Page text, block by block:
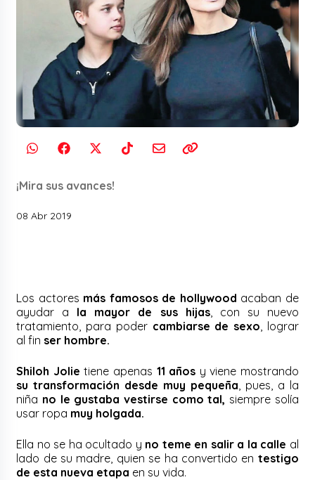
¡Mira sus avances!
08 Abr 2019
Los actores más famosos de hollywood acaban de
ayudar a la mayor de sus hijas, con su nuevo
tratamiento, para poder cambiarse de sexo , lograr
al fin ser hombre.
Shiloh Jolie tiene apenas 11 años y viene mostrando
su transformación desde muy pequeña , pues, a la
niña no le gustaba vestirse como tal, siempre solía
usar ropa muy holgada.
Ella no se ha ocultado y no teme en salir a la calle al
lado de su madre, quien se ha convertido en testigo
de esta nueva etapa en su vida.